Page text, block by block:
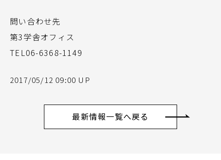
問い合わせ先
第3学舎オフィス
TEL06-6368-1149
2017/05/12 09:00 UP
最新情報一覧へ戻る